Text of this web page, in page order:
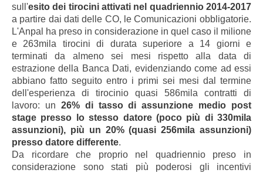
sull'esito dei tirocini attivati nel quadriennio 2014-2017
a partire dai dati delle CO, le Comunicazioni obbligatorie.
L'Anpal ha preso in considerazione in quel caso i l milione
e 263mila tirocini di durata superiore a 14 giorni e
terminati da almeno sei mesi rispetto alla data di
estrazione della Banca Dati, evidenziando come ad essi
abbiano fatto seguito entro i primi sei mesi dal termine
dell'esperienza di tirocinio quasi 586mila contratti di
lavoro: un 26% di tasso di assunzione medio post
stage presso lo stesso datore (poco più di 330mila
assunzioni), più un 20% (quasi 256mila assunzioni)
presso datore differente.
Da ricordare che proprio nel quadriennio preso in
considerazione sono stati più poderosi gli incentivi